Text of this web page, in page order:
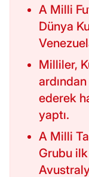
A Milli
Dünya
Milliler,
ederek
yaptı.
A Milli
Grubu